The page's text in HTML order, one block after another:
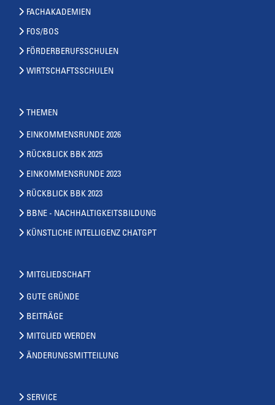
FACHAKADEMIEN
FOS/BOS
FÖRDERBERUFSSCHULEN
WIRTSCHAFTSSCHULEN
THEMEN
EINKOMMENSRUNDE 2026
RÜCKBLICK BBK 2025
EINKOMMENSRUNDE 2023
RÜCKBLICK BBK 2023
BBNE - NACHHALTIGKEITSBILDUNG
KÜNSTLICHE INTELLIGENZ CHATGPT
MITGLIEDSCHAFT
GUTE GRÜNDE
BEITRÄGE
MITGLIED WERDEN
ÄNDERUNGSMITTEILUNG
SERVICE